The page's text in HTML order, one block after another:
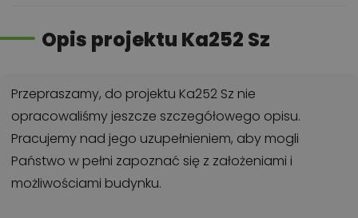
Opis projektu Ka252 Sz
Przepraszamy, do projektu Ka252 Sz nie
opracowaliśmy jeszcze szczegółowego opisu.
Pracujemy nad jego uzupełnieniem, aby mogli
Państwo w pełni zapoznać się z założeniami i
możliwościami budynku.